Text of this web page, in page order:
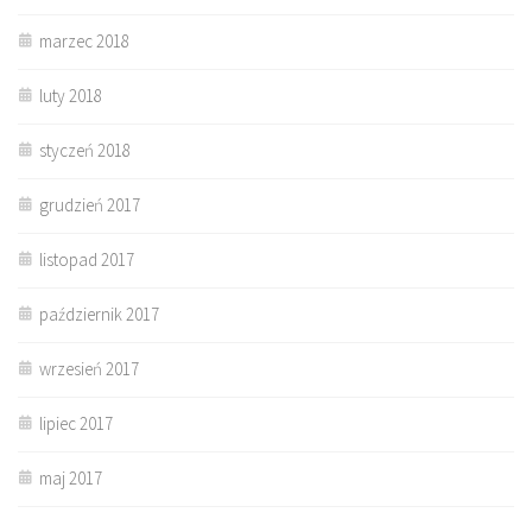
marzec 2018
luty 2018
styczeń 2018
grudzień 2017
listopad 2017
październik 2017
wrzesień 2017
lipiec 2017
maj 2017